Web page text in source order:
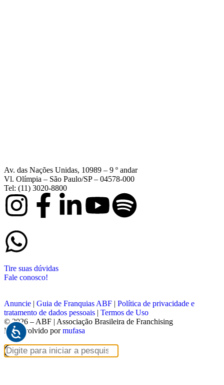
Av. das Nações Unidas, 10989 – 9 º andar
Vl. Olímpia – São Paulo/SP – 04578-000
Tel: (11) 3020-8800
Tire suas dúvidas
Fale conosco!
Anuncie | Guia de Franquias ABF | Política de privacidade e
tratamento de dados pessoais | Termos de Uso
© 2026 – ABF | Associação Brasileira de Franchising
Desenvolvido pormufasa